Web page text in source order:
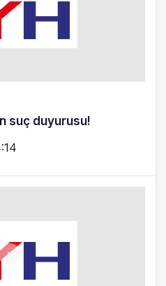
suç duyurusu!